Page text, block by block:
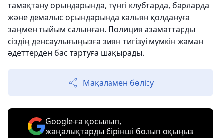
тамақтану орындарында, түнгі клубтарда, барларда
және демалыс орындарында кальян қолдануға
заңмен тыйым салынған. Полиция азаматтарды
сіздің денсаулығыңызға зиян тигізуі мүмкін жаман
әдеттерден бас тартуға шақырады.
Мақаламен бөлісу
Google-ға қосылып,
жаңалықтарды бірінші болып оқыңыз